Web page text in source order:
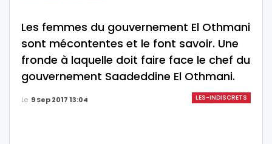
Les femmes du gouvernement El Othmani
sont mécontentes et le font savoir. Une
fronde à laquelle doit faire face le chef du
gouvernement Saadeddine El Othmani.
LES-INDISCRETS
Le 9 Sep 2017 13:04